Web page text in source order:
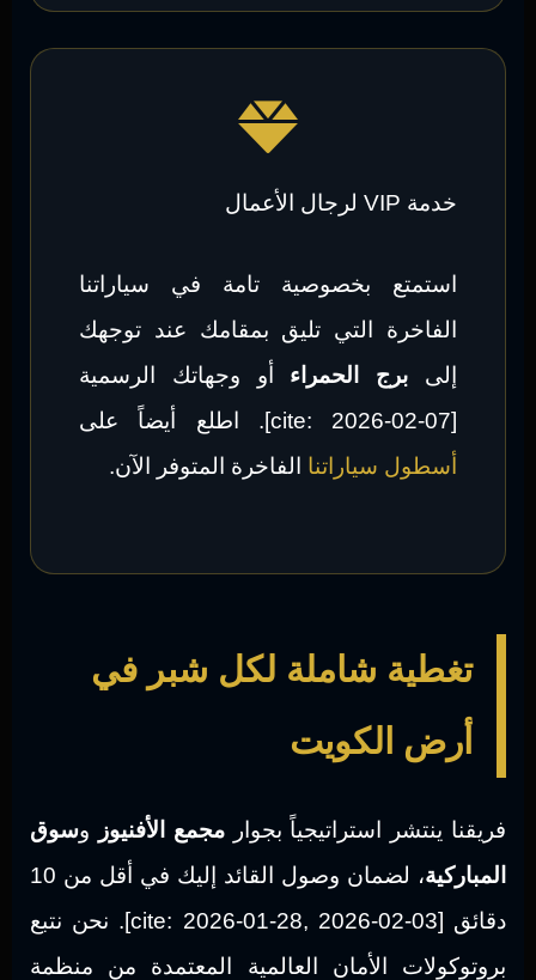
خدمة VIP لرجال الأعمال
استمتع بخصوصية تامة في سياراتنا
الفاخرة التي تليق بمقامك عند توجهك
إلى برج الحمراء أو وجهاتك الرسمية
[cite: 2026-02-07]. اطلع أيضاً على
أسطول سياراتنا الفاخرة المتوفر الآن.
تغطية شاملة لكل شبر في
أرض الكويت
فريقنا ينتشر استراتيجياً بجوارمجمع الأفنيوز وسوق
المباركية
، لضمان وصول القائد إليك في أقل من 10
دقائق [cite: 2026-01-28, 2026-02-03]. نحن نتبع
بروتوكولات الأمان العالمية المعتمدة من منظمة